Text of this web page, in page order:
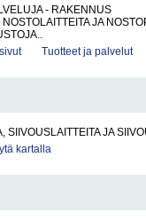
- RAKENNUS
JA
Tuotteet ja palvelut
SIIVOUSLAITTEITA JA
kartalla